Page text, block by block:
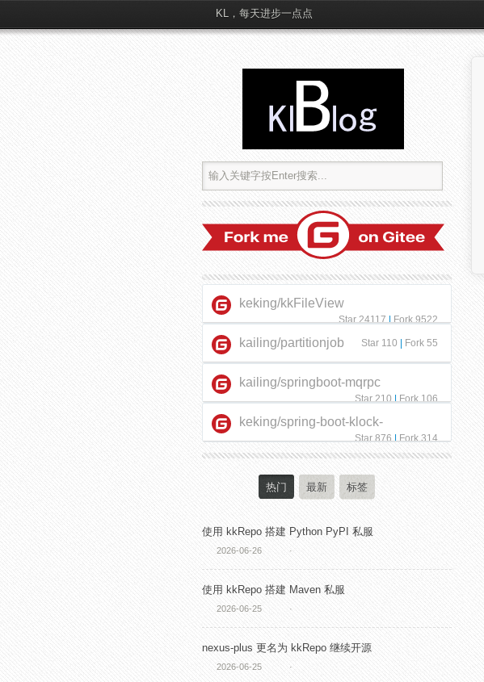
KL，每天进步一点点
keking/kkFileView
Star 24117|Fork 9522
kailing/partitionjob Star 110 Fork 55
kailing/springboot-mqrpc
Star 210|Fork 106
keking/spring-boot-klock-
starter
Star 876|Fork 314
热门 最新 标签
使用 kkRepo 搭建 Python PyPI 私服
2026-06-26 ·
使用 kkRepo 搭建 Maven 私服
2026-06-25 ·
nexus-plus 更名为 kkRepo 继续开源
2026-06-25 ·